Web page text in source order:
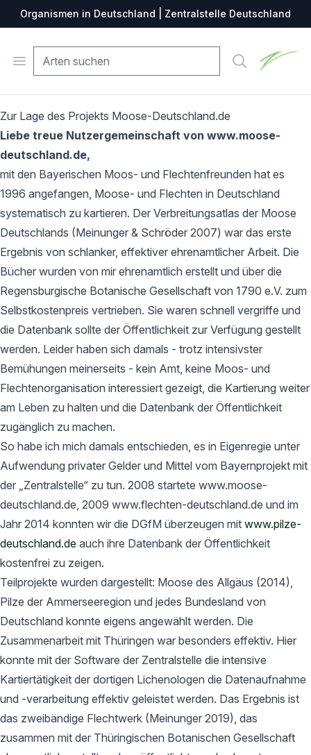
Organismen in Deutschland | Zentralstelle Deutschland
Open menu Suche
Zur Lage des Projekts Moose-Deutschland.de
Liebe treue Nutzergemeinschaft von www.moose-
deutschland.de,
mit den Bayerischen Moos- und Flechtenfreunden hat es
1996 angefangen, Moose- und Flechten in Deutschland
systematisch zu kartieren. Der Verbreitungsatlas der Moose
Deutschlands (Meinunger & Schröder 2007) war das erste
Ergebnis von schlanker, effektiver ehrenamtlicher Arbeit. Die
Bücher wurden von mir ehrenamtlich erstellt und über die
Regensburgische Botanische Gesellschaft von 1790 e.V. zum
Selbstkostenpreis vertrieben. Sie waren schnell vergriffe und
die Datenbank sollte der Öffentlichkeit zur Verfügung gestellt
werden. Leider haben sich damals - trotz intensivster
Bemühungen meinerseits - kein Amt, keine Moos- und
Flechtenorganisation interessiert gezeigt, die Kartierung weiter
am Leben zu halten und die Datenbank der Öffentlichkeit
zugänglich zu machen.
So habe ich mich damals entschieden, es in Eigenregie unter
Aufwendung privater Gelder und Mittel vom Bayernprojekt mit
der „Zentralstelle“ zu tun. 2008 startete www.moose-
deutschland.de, 2009 www.flechten-deutschland.de und im
Jahr 2014 konnten wir die DGfM überzeugen mit www.pilze-
deutschland.de auch ihre Datenbank der Öffentlichkeit
kostenfrei zu zeigen.
Teilprojekte wurden dargestellt: Moose des Allgäus (2014),
Pilze der Ammerseeregion und jedes Bundesland von
Deutschland konnte eigens angewählt werden. Die
Zusammenarbeit mit Thüringen war besonders effektiv. Hier
konnte mit der Software der Zentralstelle die intensive
Kartiertätigkeit der dortigen Lichenologen die Datenaufnahme
und -verarbeitung effektiv geleistet werden. Das Ergebnis ist
das zweibändige Flechtwerk (Meinunger 2019), das
zusammen mit der Thüringischen Botanischen Gesellschaft